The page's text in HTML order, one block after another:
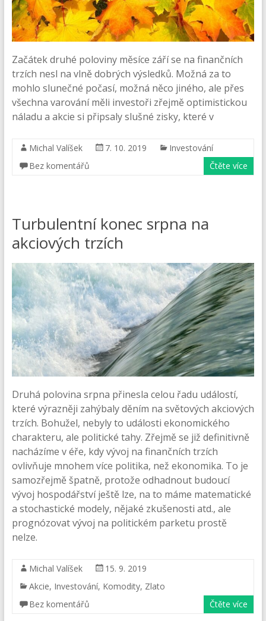
Začátek druhé poloviny měsíce září se na finančních
trzích nesl na vlně dobrých výsledků. Možná za to
mohlo slunečné počasí, možná něco jiného, ale přes
všechna varování měli investoři zřejmě optimistickou
náladu a akcie si připsaly slušné zisky, které v
Michal Valíšek 7. 10. 2019
Investování
Bez komentářů
Čtěte více
Turbulentní konec srpna na
akciových trzích
Druhá polovina srpna přinesla celou řadu událostí,
které výrazněji zahýbaly děním na světových akciových
trzích. Bohužel, nebyly to události ekonomického
charakteru, ale politické tahy. Zřejmě se již definitivně
nacházíme v éře, kdy vývoj na finančních trzích
ovlivňuje mnohem více politika, než ekonomika. To je
samozřejmě špatně, protože odhadnout budoucí
vývoj hospodářství ještě lze, na to máme matematické
a stochastické modely, nějaké zkušenosti atd., ale
prognózovat vývoj na politickém parketu prostě
nelze.
Michal Valíšek
15. 9. 2019
Akcie, Investování, Komodity, Zlato
Bez komentářů
Čtěte více